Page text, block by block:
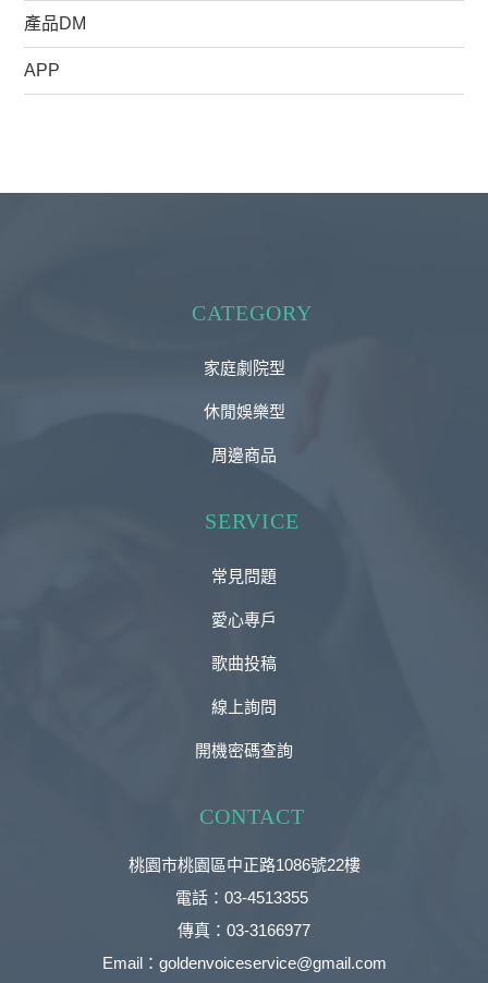
產品DM
APP
CATEGORY
家庭劇院型
休閒娛樂型
周邊商品
SERVICE
常見問題
愛心專戶
歌曲投稿
線上詢問
開機密碼查詢
CONTACT
桃園市桃園區中正路1086號22樓
電話：03-4513355
傳真：03-3166977
Email：goldenvoiceservice@gmail.com